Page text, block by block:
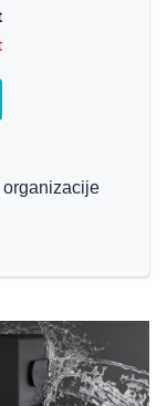
organizacije